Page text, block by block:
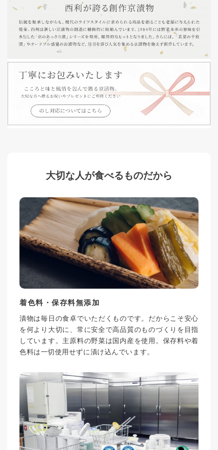
大切な人が食べるものだから
着色料・保存料無添加
漬物は毎日の食卓でいただくものです。だからこそ安心
を何より大切に、常に安全で高品質のものづくりを目指
しています。主原料の野菜は国内産を使用。保存料や着
色料は一切使用せずに漬け込んでいます。